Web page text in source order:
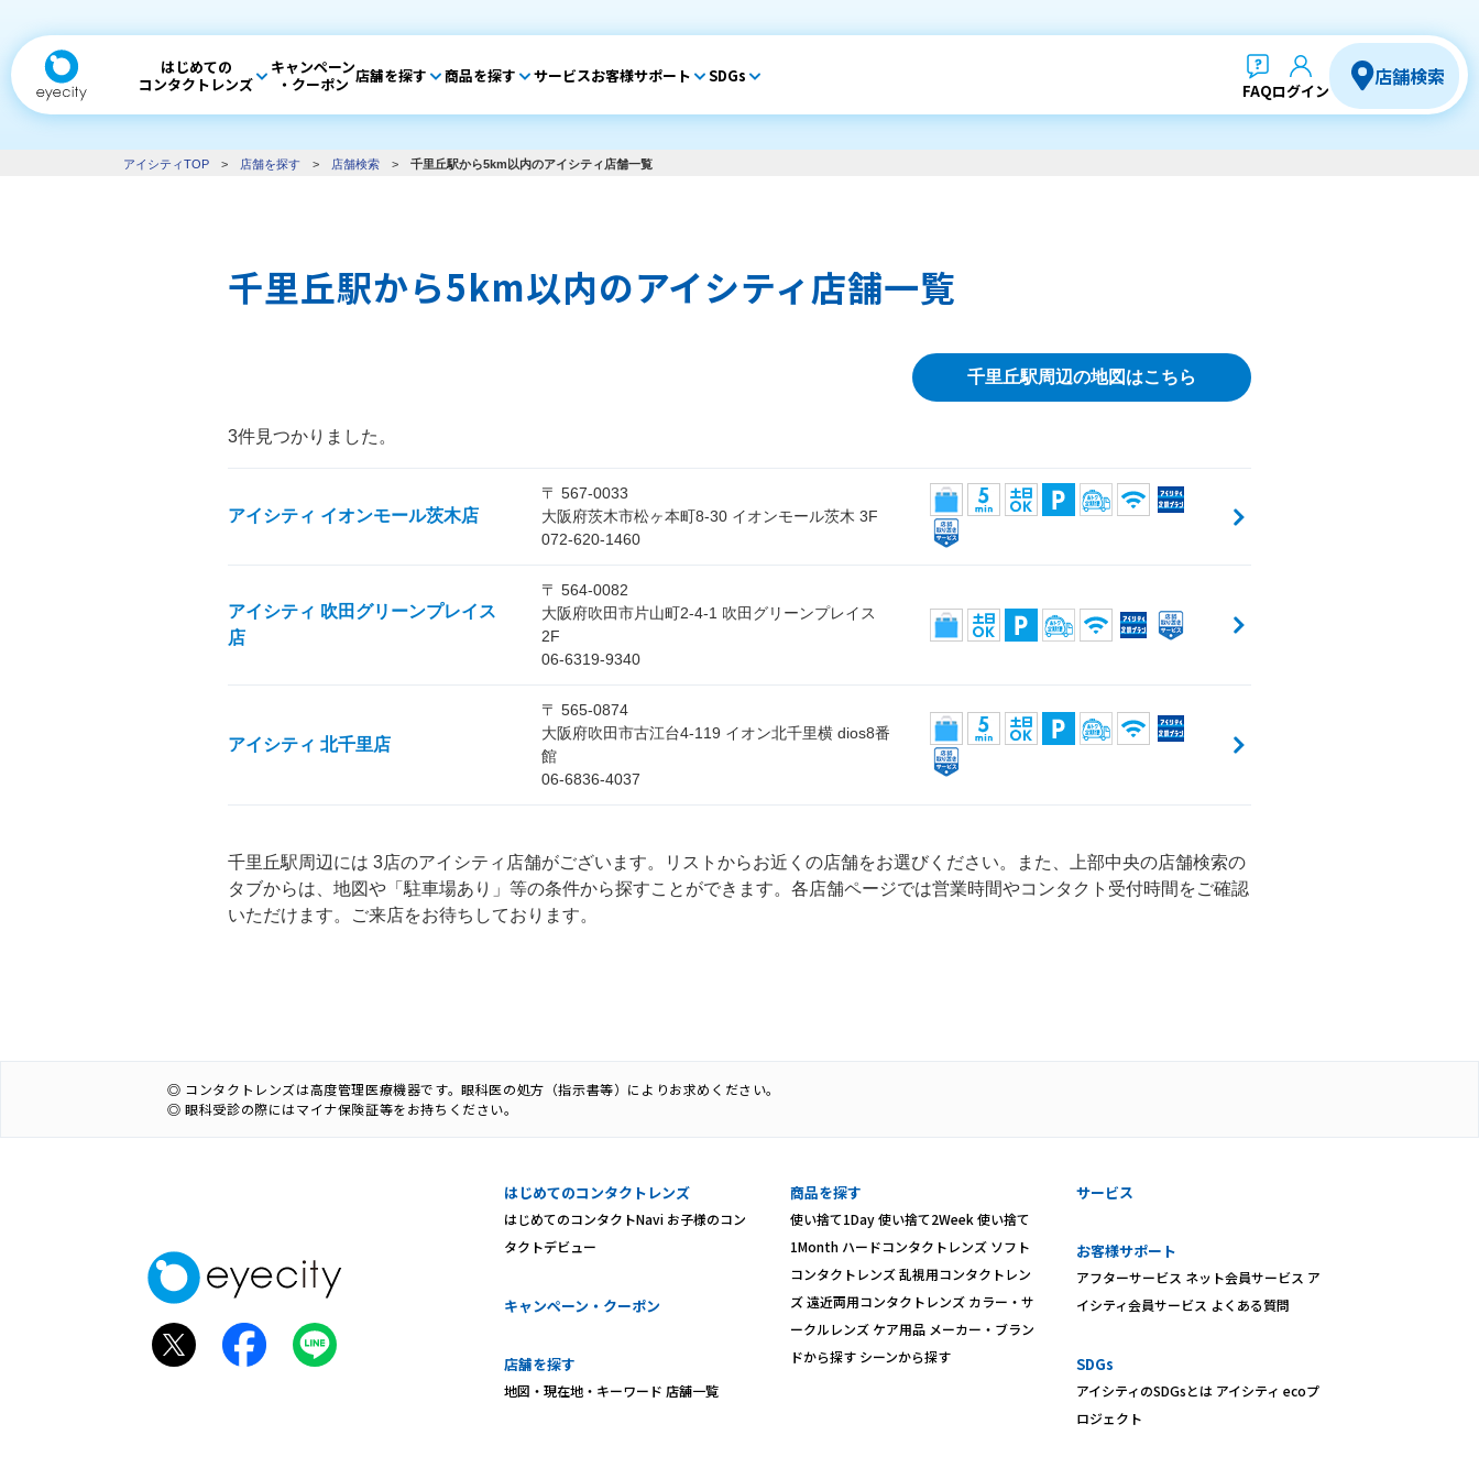
はじめての
コンタクトレンズ
キャンペーン
・クーポン 店舗を探す 商品を探す サービスお客様サポート SDGs
FAQログイン
店舗検索
アイシティTOP > 店舗を探す > 店舗検索 > 千里丘駅から5km以内のアイシティ店舗一覧
千里丘駅から5km以内のアイシティ店舗一覧
千里丘駅周辺の地図はこちら
3件見つかりました。
アイシティ イオンモール茨木店
〒 567-0033
大阪府茨木市松ヶ本町8-30 イオンモール茨木 3F
072-620-1460
アイシティ 吹田グリーンプレイス
店
〒 564-0082
大阪府吹田市片山町2-4-1 吹田グリーンプレイス
2F
06-6319-9340
アイシティ 北千里店
〒 565-0874
大阪府吹田市古江台4-119 イオン北千里横 dios8番
館
06-6836-4037
千里丘駅周辺には 3店のアイシティ店舗がございます。リストからお近くの店舗をお選びください。また、上部中央の店舗検索の
タブからは、地図や「駐車場あり」等の条件から探すことができます。各店舗ページでは営業時間やコンタクト受付時間をご確認
いただけます。ご来店をお待ちしております。
◎ コンタクトレンズは高度管理医療機器です。眼科医の処方（指示書等）によりお求めください。
◎ 眼科受診の際にはマイナ保険証等をお持ちください。
はじめてのコンタクトレンズ
はじめてのコンタクトNavi お子様のコン
タクトデビュー
キャンペーン・クーポン
店舗を探す
地図・現在地・キーワード 店舗一覧
商品を探す
使い捨て1Day 使い捨て2Week 使い捨て
1Month ハードコンタクトレンズ ソフト
コンタクトレンズ 乱視用コンタクトレン
ズ 遠近両用コンタクトレンズ カラー・サ
ークルレンズ ケア用品 メーカー・ブラン
ドから探す シーンから探す
サービス
お客様サポート
アフターサービス ネット会員サービス ア
イシティ会員サービス よくある質問
SDGs
アイシティのSDGsとは アイシティ ecoプ
ロジェクト